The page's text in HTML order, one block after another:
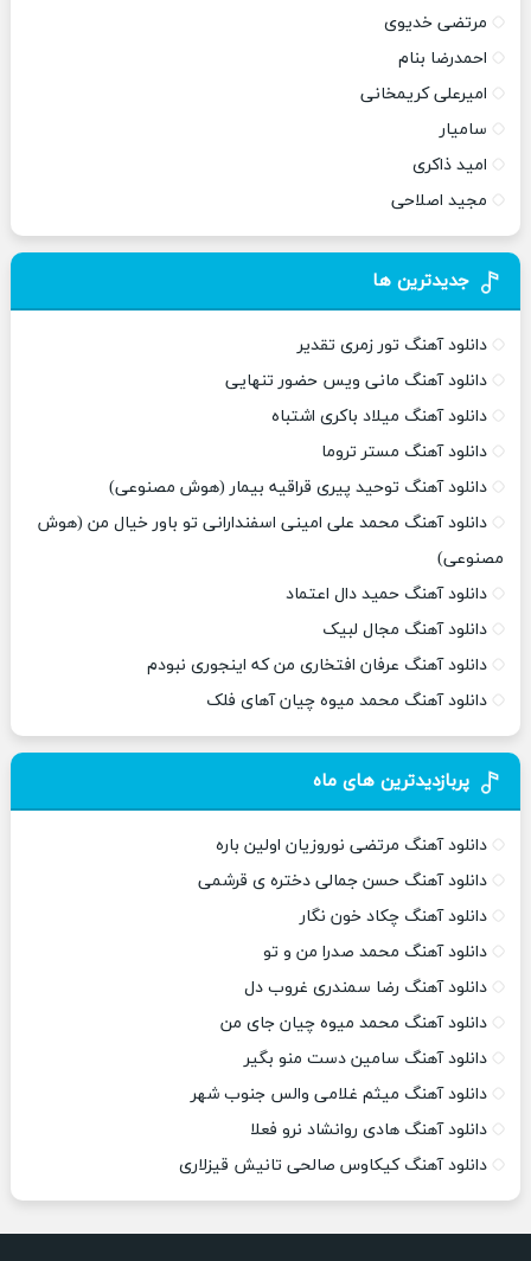
مرتضی خدیوی
احمدرضا بنام
امیرعلی کریمخانی
سامیار
امید ذاکری
مجید اصلاحی
جدیدترین ها
دانلود آهنگ تور زمری تقدیر
دانلود آهنگ مانی ویس حضور تنهایی
دانلود آهنگ میلاد باکری اشتباه
دانلود آهنگ مستر تروما
دانلود آهنگ توحید پیری قراقیه بیمار (هوش مصنوعی)
دانلود آهنگ محمد علی امینی اسفندارانی تو باور خیال من (هوش
مصنوعی)
دانلود آهنگ حمید دال اعتماد
دانلود آهنگ مجال لبیک
دانلود آهنگ عرفان افتخاری من که اینجوری نبودم
دانلود آهنگ محمد میوه چیان آهای فلک
پربازدیدترین های ماه
دانلود آهنگ مرتضی نوروزیان اولین باره
دانلود آهنگ حسن جمالی دختره ی قرشمی
دانلود آهنگ چکاد خون نگار
دانلود آهنگ محمد صدرا من و تو
دانلود آهنگ رضا سمندری غروب دل
دانلود آهنگ محمد میوه چیان جای من
دانلود آهنگ سامین دست منو بگیر
دانلود آهنگ میثم غلامی والس جنوب شهر
دانلود آهنگ هادی روانشاد نرو فعلا
دانلود آهنگ کیکاوس صالحی تانیش قیزلاری